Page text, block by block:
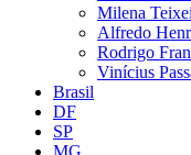
Milena
Alfredo
Rodrigo
Vinícius
Brasil
DF
SP
MG